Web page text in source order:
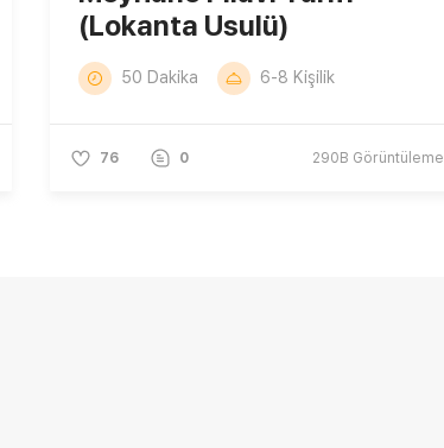
(Lokanta Usulü)
50 Dakika 6-8 Kişilik
76 0 290B Görüntüleme